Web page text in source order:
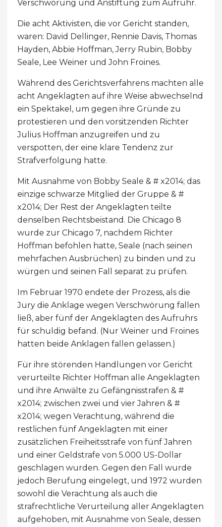
Verschwörung und Anstiftung zum Aufruhr.
Die acht Aktivisten, die vor Gericht standen,
waren: David Dellinger, Rennie Davis, Thomas
Hayden, Abbie Hoffman, Jerry Rubin, Bobby
Seale, Lee Weiner und John Froines.
Während des Gerichtsverfahrens machten alle
acht Angeklagten auf ihre Weise abwechselnd
ein Spektakel, um gegen ihre Gründe zu
protestieren und den vorsitzenden Richter
Julius Hoffman anzugreifen und zu
verspotten, der eine klare Tendenz zur
Strafverfolgung hatte.
Mit Ausnahme von Bobby Seale & # x2014; das
einzige schwarze Mitglied der Gruppe & #
x2014; Der Rest der Angeklagten teilte
denselben Rechtsbeistand. Die Chicago 8
wurde zur Chicago 7, nachdem Richter
Hoffman befohlen hatte, Seale (nach seinen
mehrfachen Ausbrüchen) zu binden und zu
würgen und seinen Fall separat zu prüfen.
Im Februar 1970 endete der Prozess, als die
Jury die Anklage wegen Verschwörung fallen
ließ, aber fünf der Angeklagten des Aufruhrs
für schuldig befand. (Nur Weiner und Froines
hatten beide Anklagen fallen gelassen.)
Für ihre störenden Handlungen vor Gericht
verurteilte Richter Hoffman alle Angeklagten
und ihre Anwälte zu Gefängnisstrafen & #
x2014; zwischen zwei und vier Jahren & #
x2014; wegen Verachtung, während die
restlichen fünf Angeklagten mit einer
zusätzlichen Freiheitsstrafe von fünf Jahren
und einer Geldstrafe von 5.000 US-Dollar
geschlagen wurden. Gegen den Fall wurde
jedoch Berufung eingelegt, und 1972 wurden
sowohl die Verachtung als auch die
strafrechtliche Verurteilung aller Angeklagten
aufgehoben, mit Ausnahme von Seale, dessen